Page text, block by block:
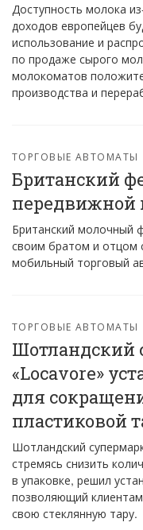
Доступность молока
доходов европейцев
использование и
по продаже сырого
молокоматов
производства и
ТОРГОВЫЕ АВТОМАТЫ
Британский
передвижной
Британский молочный
своим братом и отцом
мобильный торговый
ТОРГОВЫЕ АВТОМАТЫ
Шотландский
«Locavore»
для
пластиковой
Шотландский
стремясь снизить
в упаковке, решил
позволяющий
свою стеклянную тару.